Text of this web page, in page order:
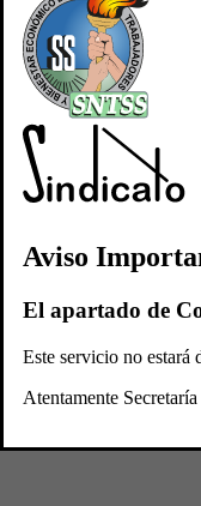
Inicio
Quiénes Somos
Aviso
El apartado de
Este servicio no estará
Atentamente